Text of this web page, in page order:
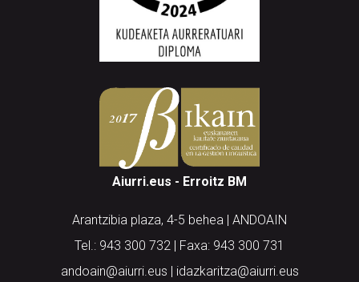
Aiurri.eus - Erroitz BM
Arantzibia plaza, 4-5 behea | ANDOAIN
Tel.: 943 300 732 | Faxa: 943 300 731
andoain@aiurri.eus | idazkaritza@aiurri.eus